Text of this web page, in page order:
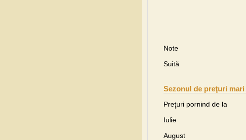
Note
Suită
Sezonul de preţuri mari
Preţuri pornind de la
Iulie
August